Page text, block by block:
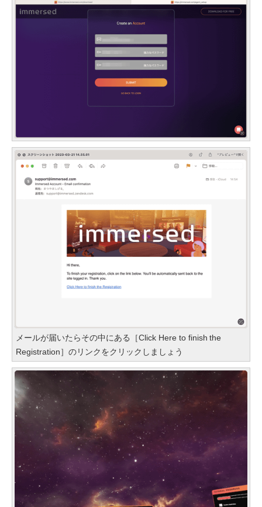
メールが届いたらその中にある［Click Here to finish the
Registration］のリンクをクリックしましょう